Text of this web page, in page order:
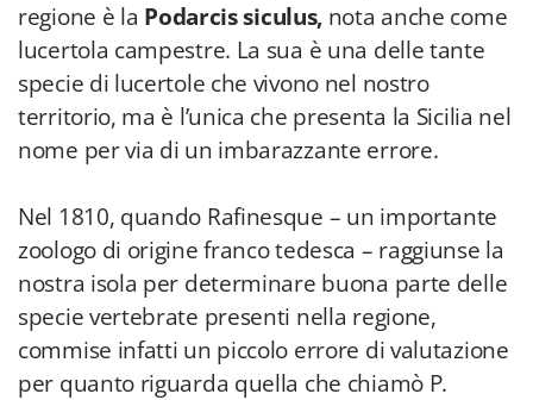
regione è la Podarcis siculus, nota anche come
lucertola campestre. La sua è una delle tante
specie di lucertole che vivono nel nostro
territorio, ma è l’unica che presenta la Sicilia nel
nome per via di un imbarazzante errore.
Nel 1810, quando Rafinesque – un importante
zoologo di origine franco tedesca – raggiunse la
nostra isola per determinare buona parte delle
specie vertebrate presenti nella regione,
commise infatti un piccolo errore di valutazione
per quanto riguarda quella che chiamò P.